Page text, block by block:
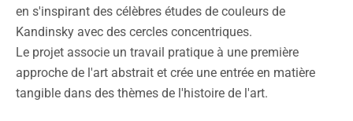
en s'inspirant des célèbres études de couleurs de
Kandinsky avec des cercles concentriques.
Le projet associe un travail pratique à une première
approche de l'art abstrait et crée une entrée en matière
tangible dans des thèmes de l'histoire de l'art.